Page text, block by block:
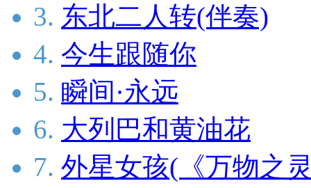
3. 东北二人转(伴奏)
4. 今生跟随你
5. 瞬间·永远
6. 大列巴和黄油花
7. 外星女孩(《万物之